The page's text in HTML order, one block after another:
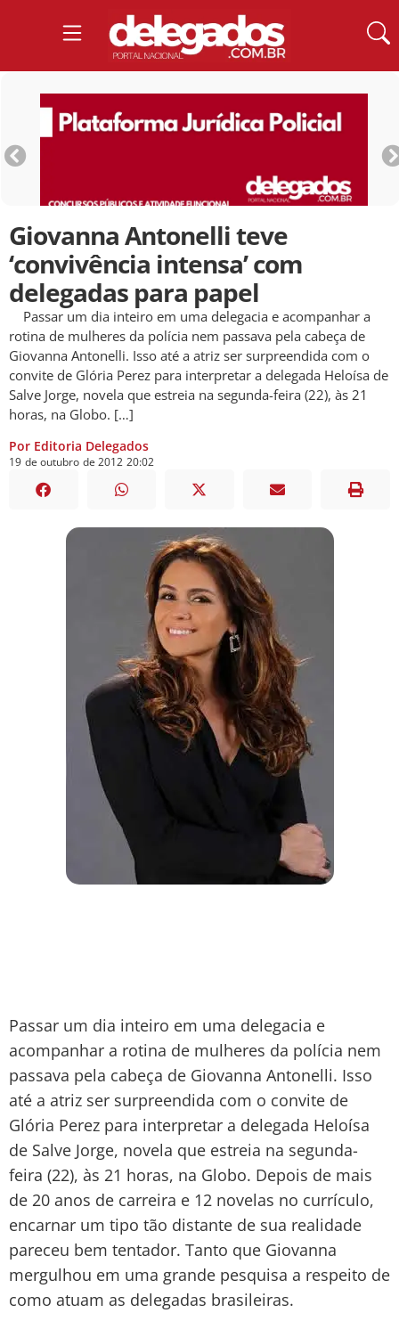
Giovanna Antonelli teve
‘convivência intensa’ com
delegadas para papel
Passar um dia inteiro em uma delegacia e acompanhar a
rotina de mulheres da polícia nem passava pela cabeça de
Giovanna Antonelli. Isso até a atriz ser surpreendida com o
convite de Glória Perez para interpretar a delegada Heloísa de
Salve Jorge, novela que estreia na segunda-feira (22), às 21
horas, na Globo. […]
Por Editoria Delegados
19 de outubro de 2012 20:02
Passar um dia inteiro em uma delegacia e
acompanhar a rotina de mulheres da polícia nem
passava pela cabeça de Giovanna Antonelli. Isso
até a atriz ser surpreendida com o convite de
Glória Perez para interpretar a delegada Heloísa
de Salve Jorge, novela que estreia na segunda-
feira (22), às 21 horas, na Globo. Depois de mais
de 20 anos de carreira e 12 novelas no currículo,
encarnar um tipo tão distante de sua realidade
pareceu bem tentador. Tanto que Giovanna
mergulhou em uma grande pesquisa a respeito de
como atuam as delegadas brasileiras.